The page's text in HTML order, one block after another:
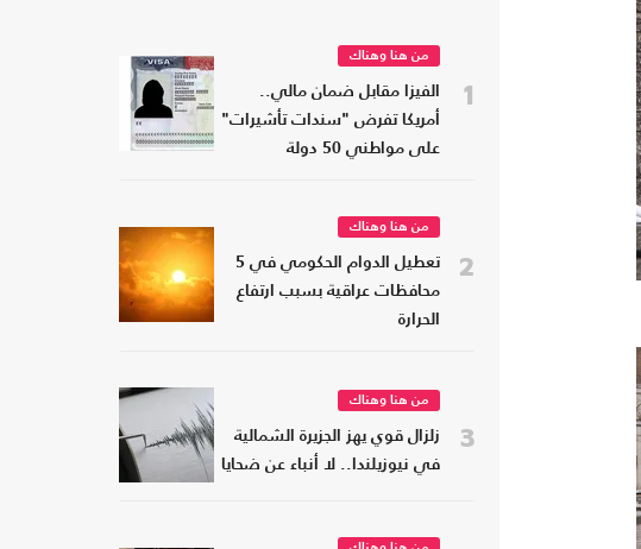
1
من هنا وهناك
الفيزا مقابل ضمان مالي..
أمريكا تفرض "سندات تأشيرات"
على مواطني 50 دولة
2
من هنا وهناك
تعطيل الدوام الحكومي في 5
محافظات عراقية بسبب ارتفاع
الحرارة
3
من هنا وهناك
زلزال قوي يهز الجزيرة الشمالية
في نيوزيلندا.. لا أنباء عن ضحايا